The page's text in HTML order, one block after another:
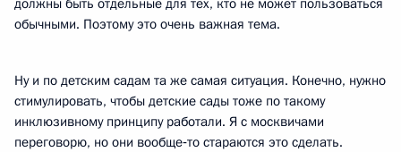
должны быть отдельные для тех, кто не может пользоваться
обычными. Поэтому это очень важная тема.
Ну и по детским садам та же самая ситуация. Конечно, нужно
стимулировать, чтобы детские сады тоже по такому
инклюзивному принципу работали. Я с москвичами
переговорю, но они вообще‑то стараются это сделать.